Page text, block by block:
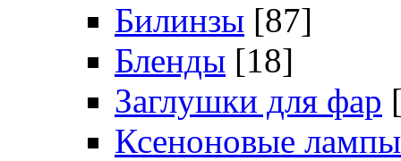
Билинзы [87]
Бленды [18]
Заглушки для фар
Ксеноновые лампы